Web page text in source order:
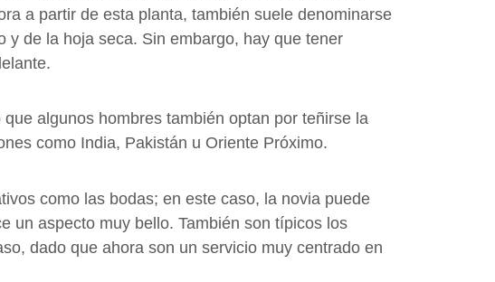
a partir de esta planta, también suele denominarse
de la hoja seca. Sin embargo, hay que tener
algunos hombres también optan por teñirse la
como India, Pakistán u Oriente Próximo.
como las bodas; en este caso, la novia puede
un aspecto muy bello. También son típicos los
dado que ahora son un servicio muy centrado en